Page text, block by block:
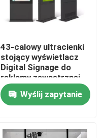
43-calowy ultracienki
stojący wyświetlacz
Digital Signage do
reklamy zewnętrznej
Wyślij zapytanie